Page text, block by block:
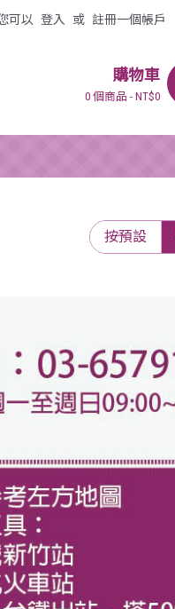
可以 登入 或 註冊一個帳戶
購物車
0 個商品 - NT$0
按預設